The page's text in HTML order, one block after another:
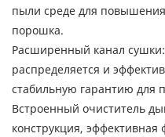
пыли среде для
порошка.
Расширенный канал
распределяется и
стабильную гарантию для
Встроенный очиститель
конструкция,